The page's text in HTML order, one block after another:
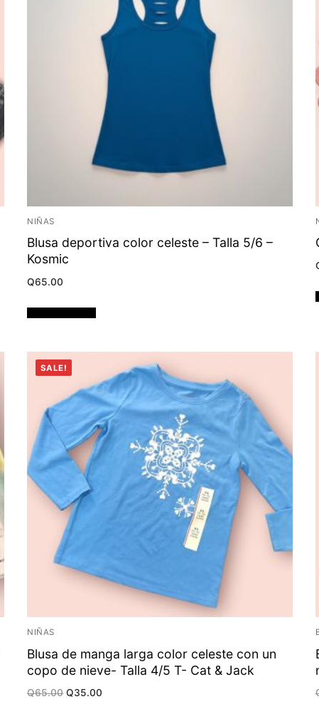
NIÑAS
Blusa deportiva color celeste – Talla 5/6 –
Kosmic
Q65.00
SALE!
NIÑAS
Blusa de manga larga color celeste con un
copo de nieve- Talla 4/5 T- Cat & Jack
Q65.00 Original
Q35.00